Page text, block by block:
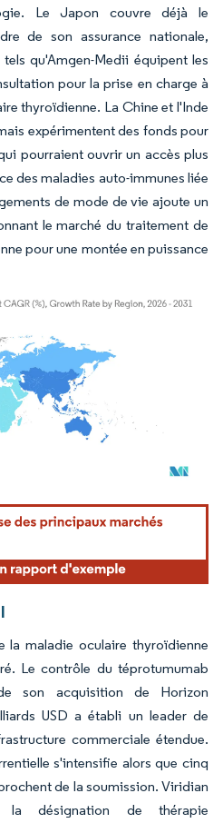
Le Japon couvre déjà le
de son assurance nationale,
qu'Amgen-Medii équipent les
pour la prise en charge à
thyroïdienne. La Chine et l'Inde
expérimentent des fonds pour
pourraient ouvrir un accès plus
des maladies auto-immunes liée
de mode de vie ajoute un
le marché du traitement de
pour une montée en puissance
nécessite une attribution sous CC BY
la maladie oculaire thyroïdienne
Le contrôle du téprotumumab
son acquisition de Horizon
USD a établi un leader de
commerciale étendue.
s'intensifie alors que cinq
de la soumission. Viridian
la désignation de thérapie